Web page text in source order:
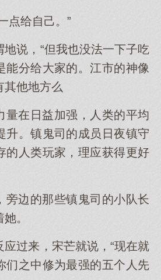
点给自己。”
地说，“但我也没法一下子吃
能分给大家的。江市的神像
其他地方么
量在日益加强，人类的平均
升。镇鬼司的成员日夜镇守
的人类玩家，理应获得更好
旁边的那些镇鬼司的小队长
。
应过来，宋芒就说，“现在就
们之中修为最强的五个人先